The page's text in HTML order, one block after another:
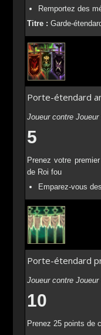
Remportez des
Titre : Garde-
Porte-étendard
Joueur contre
5
Prenez votre
de Roi fou
Emparez-vous
Porte-étendard
Joueur contre
10
Prenez 25 points de